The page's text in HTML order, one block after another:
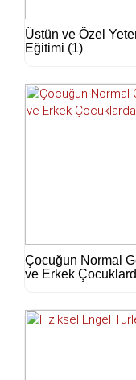
Üstün ve Özel
Eğitimi (1)
Çocuğun Normal
ve Erkek